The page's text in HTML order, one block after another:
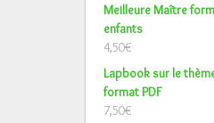
Meilleure Maître
enfants
4,50€
Lapbook sur le
format PDF
7,50€